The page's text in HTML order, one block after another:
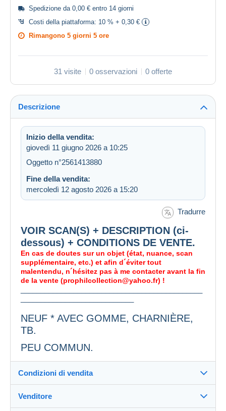
Spedizione da 0,00 € entro 14 giorni
Costi della piattaforma: 10 % + 0,30 €
Rimangono 5 giorni 5 ore
31 visite 0 osservazioni 0 offerte
Descrizione
Inizio della vendita:
giovedì 11 giugno 2026 a 10:25
Oggetto n°2561413880
Fine della vendita:
mercoledì 12 agosto 2026 a 15:20
Tradurre
VOIR SCAN(S) + DESCRIPTION (ci-
dessous) + CONDITIONS DE VENTE.
En cas de doutes sur un objet (état, nuance, scan
supplémentaire, etc.) et afin d´éviter tout
malentendu, n´hésitez pas à me contacter avant la fin
de la vente (prophilcollection@yahoo.fr) !
NEUF * AVEC GOMME, CHARNIÈRE,
TB.
PEU COMMUN.
Condizioni di vendita
Venditore